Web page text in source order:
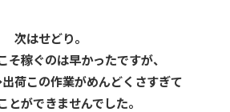
次はせどり。
そ稼ぐのは早かったですが、
荷この作業がめんどくさすぎて
とができませんでした。